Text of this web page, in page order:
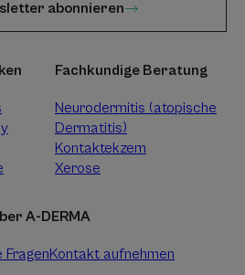
abonnieren
Fachkundige Beratung
Neurodermitis (atopische
Dermatitis)
Kontaktekzem
Xerose
A-DERMA
FragenKontakt aufnehmen